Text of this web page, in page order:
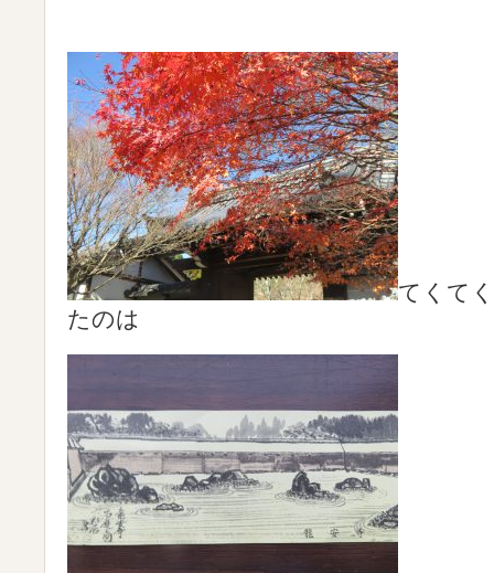
てくて
たのは